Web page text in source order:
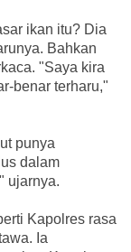
ikan itu? Dia
Bahkan
"Saya kira
benar terharu,"
punya
dalam
ujarnya.
Kapolres rasa
Ia